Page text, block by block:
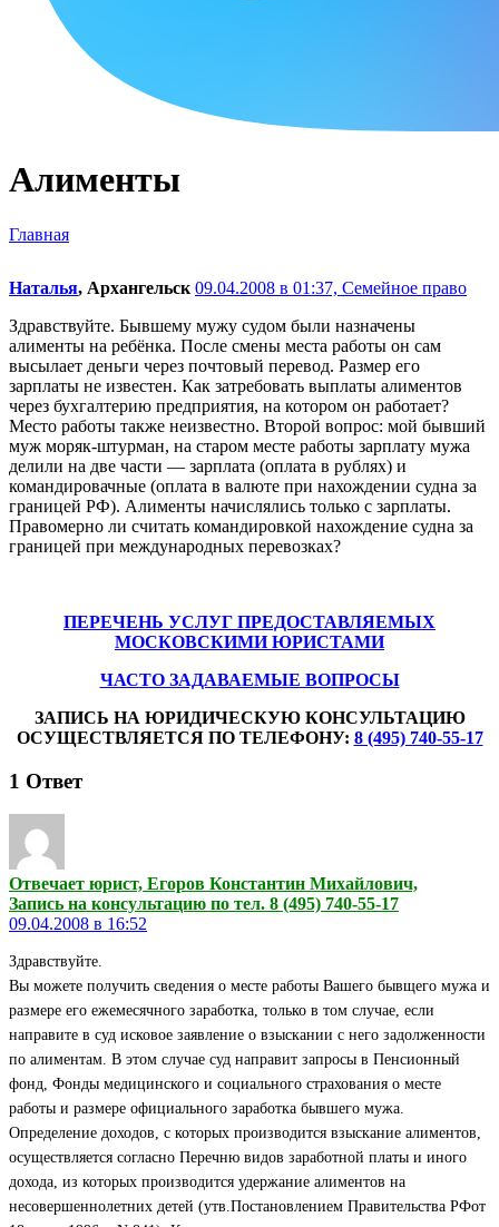
Алименты
Главная
Наталья, Архангельск 09.04.2008 в 01:37, Семейное право
Здравствуйте. Бывшему мужу судом были назначены
алименты на ребёнка. После смены места работы он сам
высылает деньги через почтовый перевод. Размер его
зарплаты не известен. Как затребовать выплаты алиментов
через бухгалтерию предприятия, на котором он работает?
Место работы также неизвестно. Второй вопрос: мой бывший
муж моряк-штурман, на старом месте работы зарплату мужа
делили на две части — зарплата (оплата в рублях) и
командировачные (оплата в валюте при нахождении судна за
границей РФ). Алименты начислялись только с зарплаты.
Правомерно ли считать командировкой нахождение судна за
границей при международных перевозках?
ПЕРЕЧЕНЬ УСЛУГ ПРЕДОСТАВЛЯЕМЫХ
МОСКОВСКИМИ ЮРИСТАМИ
ЧАСТО ЗАДАВАЕМЫЕ ВОПРОСЫ
ЗАПИСЬ НА ЮРИДИЧЕСКУЮ КОНСУЛЬТАЦИЮ
ОСУЩЕСТВЛЯЕТСЯ ПО ТЕЛЕФОНУ: 8 (495) 740-55-17
1 Ответ
Отвечает юрист, Егоров Константин Михайлович,
Запись на консультацию по тел. 8 (495) 740-55-17
09.04.2008 в 16:52
Здравствуйте.
Вы можете получить сведения о месте работы Вашего бывщего мужа и
размере его ежемесячного заработка, только в том случае, если
направите в суд исковое заявление о взыскании с него задолженности
по алиментам. В этом случае суд направит запросы в Пенсионный
фонд, Фонды медицинского и социального страхования о месте
работы и размере официального заработка бывшего мужа.
Определение доходов, с которых производится взыскание алиментов,
осуществляется согласно Перечню видов заработной платы и иного
дохода, из которых производится удержание алиментов на
несовершеннолетних детей (утв.Постановлением Правительства РФот